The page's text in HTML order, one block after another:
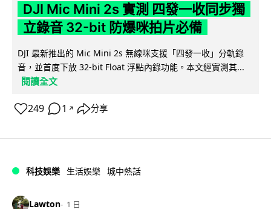
DJI Mic Mini 2s 實測 四發一收同步獨
立錄音 32-bit 防爆咪拍片必備
DJI 最新推出的 Mic Mini 2s 無線咪支援「四發一收」分軌錄
音，並首度下放 32-bit Float 浮點內錄功能。本文經實測其...
閱讀全文
249 1 ↗ 分享
科技娛樂 生活娛樂 城中熱話
Lawton 1 日